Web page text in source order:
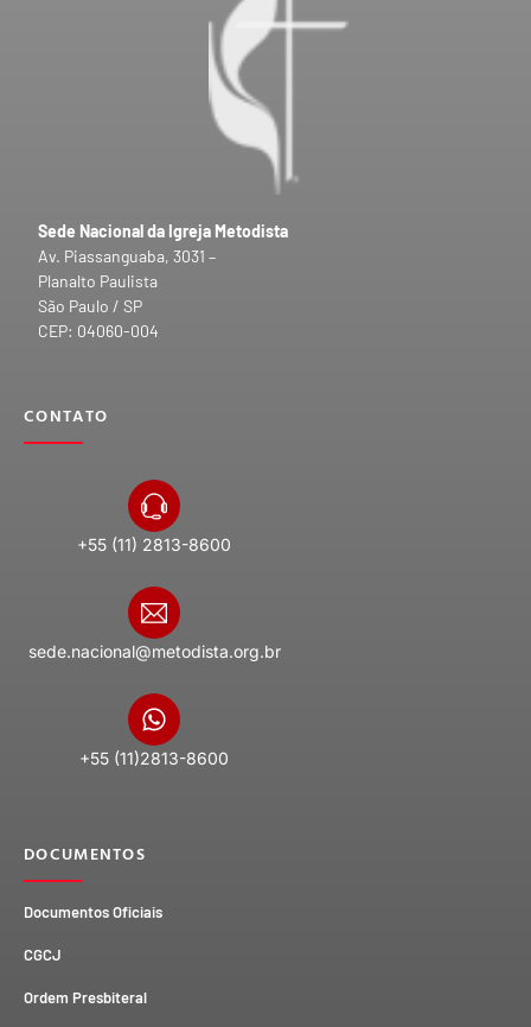
Sede Nacional da Igreja Metodista
Av. Piassanguaba, 3031 –
Planalto Paulista
São Paulo / SP
CEP: 04060-004
CONTATO
+55 (11) 2813-8600
sede.nacional@metodista.org.br
+55 (11)2813-8600
DOCUMENTOS
Documentos Oficiais
CGCJ
Ordem Presbiteral